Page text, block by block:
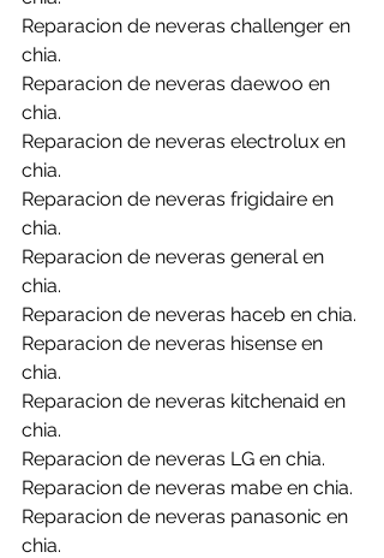
Reparacion de neveras challenger en
chia.
Reparacion de neveras daewoo en
chia.
Reparacion de neveras electrolux en
chia.
Reparacion de neveras frigidaire en
chia.
Reparacion de neveras general en
chia.
Reparacion de neveras haceb en chia.
Reparacion de neveras hisense en
chia.
Reparacion de neveras kitchenaid en
chia.
Reparacion de neveras LG en chia.
Reparacion de neveras mabe en chia.
Reparacion de neveras panasonic en
chia.